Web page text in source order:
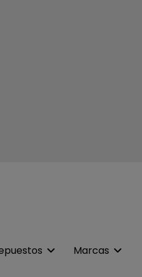
Marcas